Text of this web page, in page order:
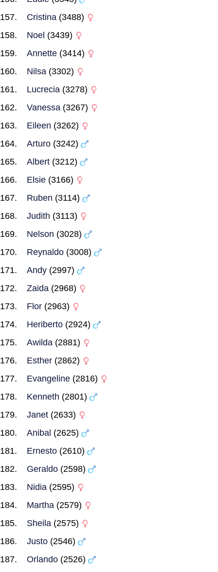
Cristina (3488)
Noel (3439)
Annette (3414)
Nilsa (3302)
Lucrecia (3278)
Vanessa (3267)
Eileen (3262)
Arturo (3242)
Albert (3212)
Elsie (3166)
Ruben (3114)
Judith (3113)
Nelson (3028)
Reynaldo (3008)
Andy (2997)
Zaida (2968)
Flor (2963)
Heriberto (2924)
Awilda (2881)
Esther (2862)
Evangeline (2816)
Kenneth (2801)
Janet (2633)
Anibal (2625)
Ernesto (2610)
Geraldo (2598)
Nidia (2595)
Martha (2579)
Sheila (2575)
Justo (2546)
Orlando (2526)